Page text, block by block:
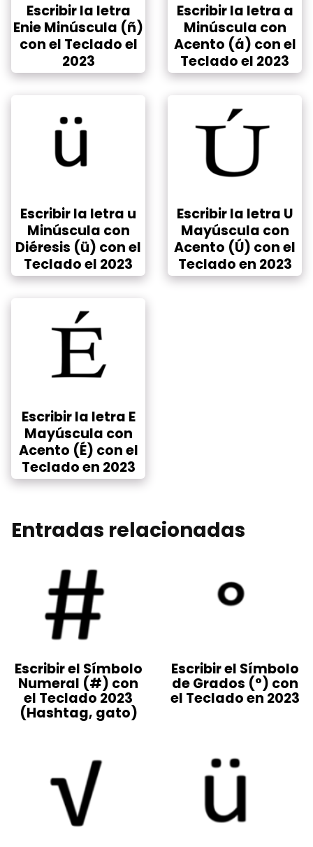
Escribir la letra
Enie Minúscula (ñ)
con el Teclado el
2023
Escribir la letra a
Minúscula con
Acento (á) con el
Teclado el 2023
Escribir la letra u
Minúscula con
Diéresis (ü) con el
Teclado el 2023
Escribir la letra U
Mayúscula con
Acento (Ú) con el
Teclado en 2023
Escribir la letra E
Mayúscula con
Acento (É) con el
Teclado en 2023
Entradas relacionadas
Escribir el Símbolo
Numeral (#) con
el Teclado 2023
(Hashtag, gato)
Escribir el Símbolo
de Grados (°) con
el Teclado en 2023